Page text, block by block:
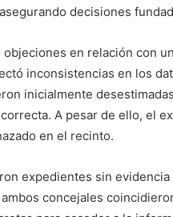
decisiones
objeciones en relación con
inconsistencias en los
inicialmente
A pesar de ello, el
en el recinto.
expedientes sin
concejales